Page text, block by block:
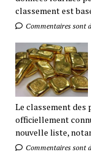
classement est
Commentaires sont
Le classement des
officiellement
nouvelle liste,
Commentaires sont